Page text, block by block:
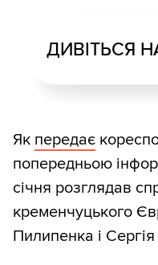
ДИВІТЬСЯ
Як передає
попередньою
січня розглядав
кременчуцького
Пилипенка і